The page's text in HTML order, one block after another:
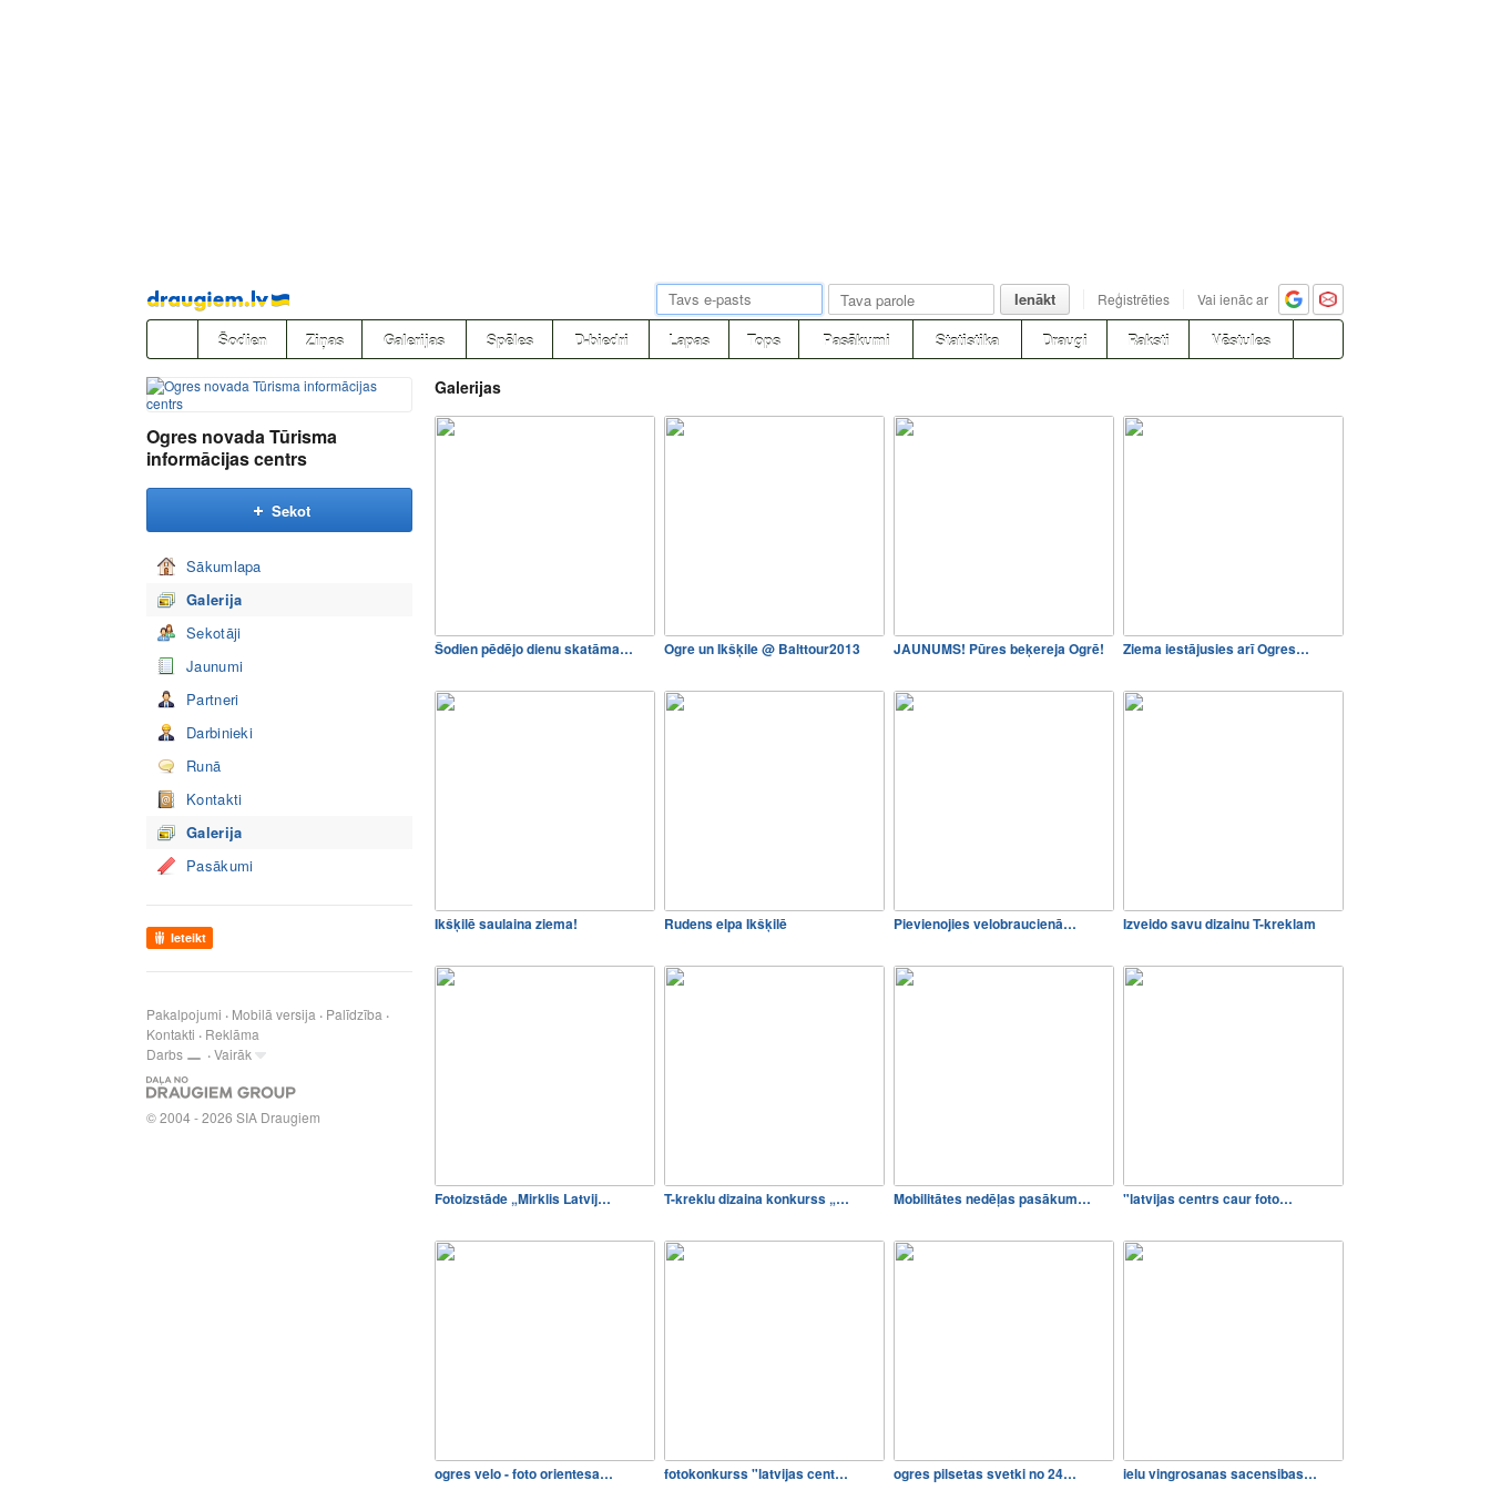
Pāriet
uz
saturu
Ienākt Reģistrēties Vai ienāc ar
Šodien Ziņas Galerijas Spēles D-biedri Lapas Tops Pasākumi Statistika Draugi Raksti Vēstules
Ogres novada Tūrisma
informācijas centrs
Sekot
Sākumlapa
Galerija
Sekotāji
Jaunumi
Partneri
Darbinieki
Runā
Kontakti
Galerija
Pasākumi
Ieteikt
Pakalpojumi Mobilā versija
Palīdzība
Kontakti
Reklāma
Darbs
Vairāk
© 2004 - 2026 SIA Draugiem
Galerijas
Šodien pēdējo dienu skatāma… Ogre un Ikšķile @ Balttour2013 JAUNUMS! Pūres beķereja Ogrē! Ziema iestājusies arī Ogres…
Ikšķilē saulaina ziema! Rudens elpa Ikšķilē Pievienojies velobraucienā… Izveido savu dizainu T-kreklam
Fotoizstāde „Mirklis Latvij… T-kreklu dizaina konkurss „… Mobilitātes nedēļas pasākum… "latvijas centrs caur foto…
ogres velo - foto orientesa… fotokonkurss "latvijas cent… ogres pilsetas svetki no 24… ielu vingrosanas sacensibas…